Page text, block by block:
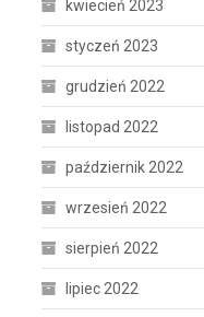
kwiecień 2023
styczeń 2023
grudzień 2022
listopad 2022
październik 2022
wrzesień 2022
sierpień 2022
lipiec 2022